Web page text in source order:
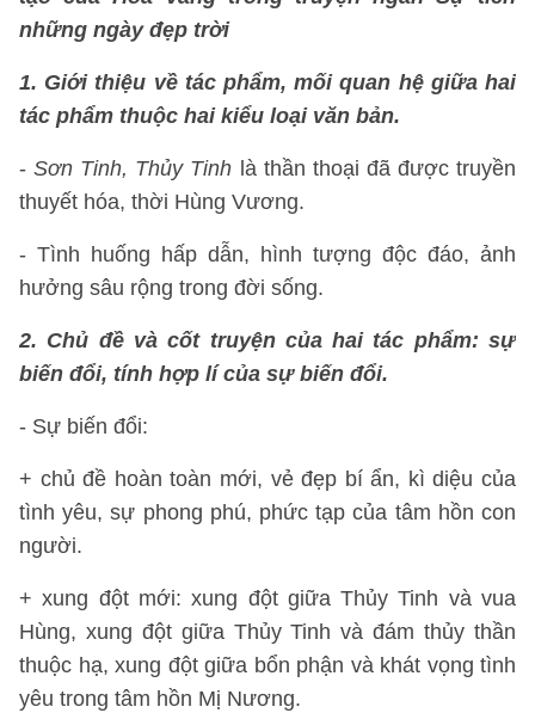
những ngày đẹp trời
1. Giới thiệu về tác phẩm, mối quan hệ giữa hai
tác phẩm thuộc hai kiểu loại văn bản.
-Sơn Tinh, Thủy Tinh là thần thoại đã được truyền
thuyết hóa, thời Hùng Vương.
- Tình huống hấp dẫn, hình tượng độc đáo, ảnh
hưởng sâu rộng trong đời sống.
2. Chủ đề và cốt truyện của hai tác phẩm: sự
biến đổi, tính hợp lí của sự biến đổi.
- Sự biến đổi:
+ chủ đề hoàn toàn mới, vẻ đẹp bí ẩn, kì diệu của
tình yêu, sự phong phú, phức tạp của tâm hồn con
người.
+ xung đột mới: xung đột giữa Thủy Tinh và vua
Hùng, xung đột giữa Thủy Tinh và đám thủy thần
thuộc hạ, xung đột giữa bổn phận và khát vọng tình
yêu trong tâm hồn Mị Nương.